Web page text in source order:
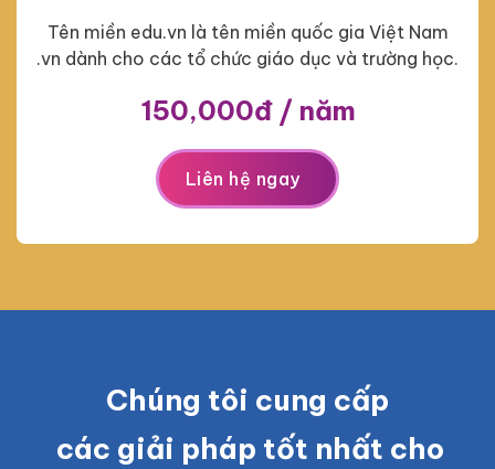
Tên miền edu.vn là tên miền quốc gia Việt Nam
.vn dành cho các tổ chức giáo dục và trường học.
150,000đ / năm
Liên hệ ngay
Chúng tôi cung cấp
các giải pháp tốt nhất cho